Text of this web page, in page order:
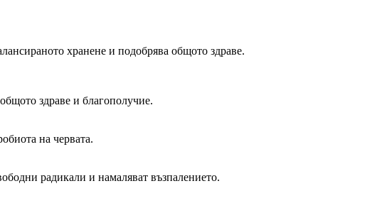
хранене и подобрява общото здраве.
здраве и благополучие.
на червата.
радикали и намаляват възпалението.